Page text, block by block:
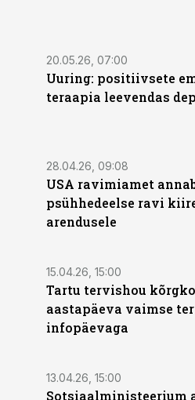
20.05.26, 07:00
Uuring: positiivsete
teraapia leevendas
28.04.26, 09:08
USA ravimiamet
psühhedeelse ravi
arendusele
15.04.26, 15:00
Tartu tervishou
aastapäeva vaimse
infopäevaga
13.04.26, 15:00
Sotsiaalministeerium